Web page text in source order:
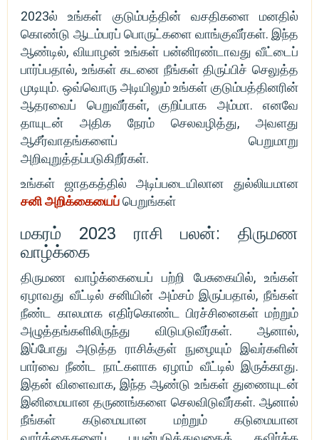
2023ல் உங்கள் குடும்பத்தின் வசதிகளை மனதில்
கொண்டு ஆடம்பரப் பொருட்களை வாங்குவீர்கள். இந்த
ஆண்டில், வியாழன் உங்கள் பன்னிரண்டாவது வீட்டைப்
பார்ப்பதால், உங்கள் கடனை நீங்கள் திருப்பிச் செலுத்த
முடியும். ஒவ்வொரு அடியிலும் உங்கள் குடும்பத்தினரின்
ஆதரவைப் பெறுவீர்கள், குறிப்பாக அம்மா. எனவே
தாயுடன் அதிக நேரம் செலவழித்து, அவளது
ஆசீர்வாதங்களைப் பெறுமாறு
அறிவுறுத்தப்படுகிறீர்கள்.
உங்கள் ஜாதகத்தில் அடிப்படையிலான துல்லியமான
சனி அறிக்கையைப்பெறுங்கள்
மகரம் 2023 ராசி பலன்: திருமண
வாழ்க்கை
திருமண வாழ்க்கையைப் பற்றி பேசுகையில், உங்கள்
ஏழாவது வீட்டில் சனியின் அம்சம் இருப்பதால், நீங்கள்
நீண்ட காலமாக எதிர்கொண்ட பிரச்சினைகள் மற்றும்
அழுத்தங்களிலிருந்து விடுபடுவீர்கள். ஆனால்,
இப்போது அடுத்த ராசிக்குள் நுழையும் இவர்களின்
பார்வை நீண்ட நாட்களாக ஏழாம் வீட்டில் இருக்காது.
இதன் விளைவாக, இந்த ஆண்டு உங்கள் துணையுடன்
இனிமையான தருணங்களை செலவிடுவீர்கள். ஆனால்
நீங்கள் கடுமையான மற்றும் கடுமையான